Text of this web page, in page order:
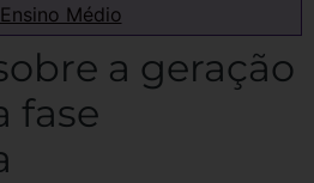
Médio
a geração
fase